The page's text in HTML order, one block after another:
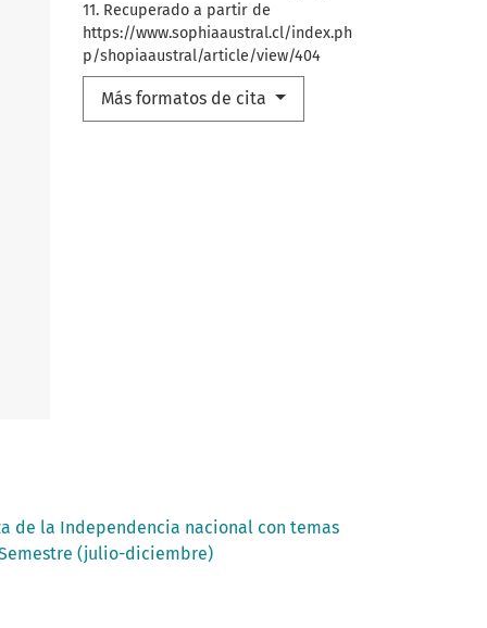
11. Recuperado a partir de
https://www.sophiaaustral.cl/index.ph
p/shopiaaustral/article/view/404
Más formatos de cita
de la Independencia nacional con temas
(julio-diciembre)